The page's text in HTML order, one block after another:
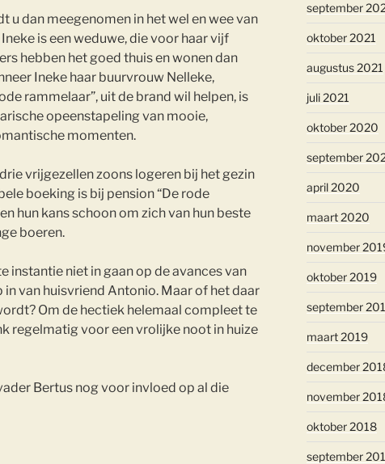
u dan meegenomen in het wel en wee van
is een weduwe, die voor haar vijf
hebben het goed thuis en wonen dan
Ineke haar buurvrouw Nelleke,
rammelaar”, uit de brand wil helpen, is
opeenstapeling van mooie,
momenten.
vrijgezellen zoons logeren bij het gezin
boeking is bij pension “De rode
hun kans schoon om zich van hun beste
boeren.
instantie niet in gaan op de avances van
in van huisvriend Antonio. Maar of het daar
Om de hectiek helemaal compleet te
regelmatig voor een vrolijke noot in huize
Bertus nog voor invloed op al die
september
oktober 2021
augustus 2021
juli 2021
oktober 2020
september
april 2020
maart 2020
november
oktober 2019
september
maart 2019
december
november
oktober 2018
september